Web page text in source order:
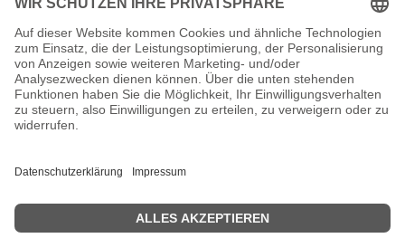
HONEYWELL Stromkabel - Europa - für
Honeywell